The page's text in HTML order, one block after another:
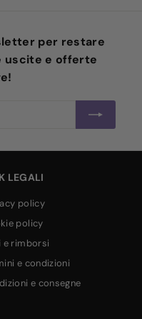
0
per restare
uscite e offerte
LEGALI
policy
policy
e rimborsi
e condizioni
e consegne